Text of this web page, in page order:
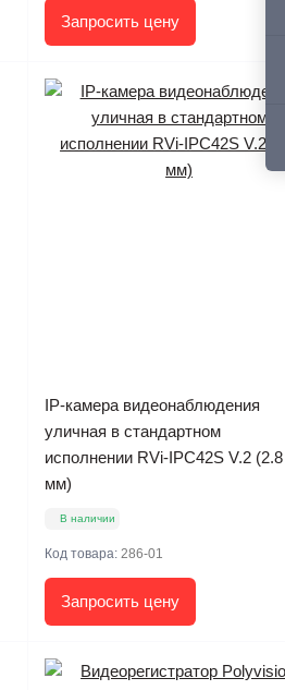
Запросить цену
IP-камера видеонаблюдения
уличная в стандартном
исполнении RVi-IPC42S V.2 (2.8
мм)
В наличии
Код товара:286-01
Запросить цену